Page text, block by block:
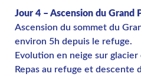
Jour 4 – Ascension du Grand
Ascension du sommet du
environ 5h depuis le refuge.
Evolution en neige sur
Repas au refuge et descente